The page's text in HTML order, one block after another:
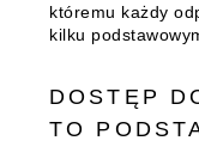
któremu każdy
kilku
DOSTĘP
TO